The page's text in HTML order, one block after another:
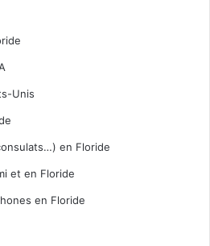
Unis
en Floride
et en Floride
en Floride